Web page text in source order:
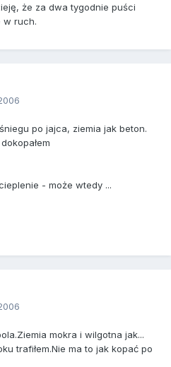
że za dwa tygodnie puści
w ruch.
po jajca, ziemia jak beton.
- może wtedy ...
mokra i wilgotna jak...
trafiłem.Nie ma to jak kopać po